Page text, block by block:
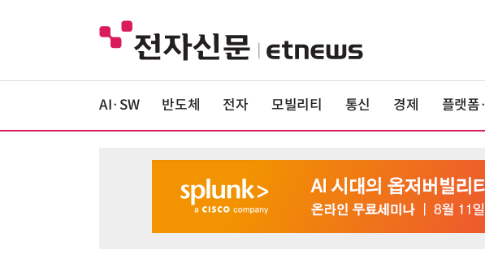
AI·SW 반도체 전자 모빌리티 통신 경제 플랫폼